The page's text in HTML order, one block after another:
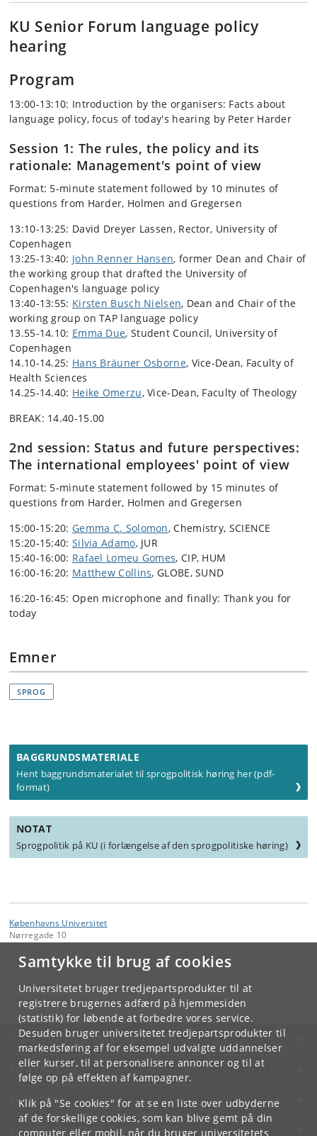
Samtykke til brug af cookies
Universitetet bruger tredjepartsprodukter til at
registrere brugernes adfærd på hjemmesiden
(statistik) for løbende at forbedre vores service.
Desuden bruger universitetet tredjepartsprodukter til
markedsføring af for eksempel udvalgte uddannelser
eller kurser, til at personalisere annoncer og til at
følge op på effekten af kampagner.
Klik på "Se cookies" for at se en liste over udbyderne
af de forskellige cookies, som kan blive gemt på din
computer eller mobil, når du bruger universitetets
KU Senior Forum language policy
hearing
Program
13:00-13:10: Introduction by the organisers: Facts about
language policy, focus of today's hearing by Peter Harder
Session 1: The rules, the policy and its
rationale: Management's point of view
Format: 5-minute statement followed by 10 minutes of
questions from Harder, Holmen and Gregersen
13:10-13:25: David Dreyer Lassen, Rector, University of
Copenhagen
13:25-13:40: John Renner Hansen, former Dean and Chair of
the working group that drafted the University of
Copenhagen's language policy
13:40-13:55: Kirsten Busch Nielsen, Dean and Chair of the
working group on TAP language policy
13.55-14.10: Emma Due, Student Council, University of
Copenhagen
14.10-14.25: Hans Bräuner Osborne, Vice-Dean, Faculty of
Health Sciences
14.25-14.40: Heike Omerzu, Vice-Dean, Faculty of Theology
BREAK: 14.40-15.00
2nd session: Status and future perspectives:
The international employees' point of view
Format: 5-minute statement followed by 15 minutes of
questions from Harder, Holmen and Gregersen
15:00-15:20: Gemma C. Solomon, Chemistry, SCIENCE
15:20-15:40: Silvia Adamo, JUR
15:40-16:00: Rafael Lomeu Gomes, CIP, HUM
16:00-16:20: Matthew Collins, GLOBE, SUND
16:20-16:45: Open microphone and finally: Thank you for
today
Emner
SPROG
BAGGRUNDSMATERIALE
Hent baggrundsmaterialet til sprogpolitisk høring her (pdf-
format)
NOTAT
Sprogpolitik på KU (i forlængelse af den sprogpolitiske høring)
Københavns Universitet
Nørregade 10
Frans Gregersen
KØBENHAVNS UNIVERSITET
KONTAKT
SERVICES
FOR STUDERENDE OG ANSATTE